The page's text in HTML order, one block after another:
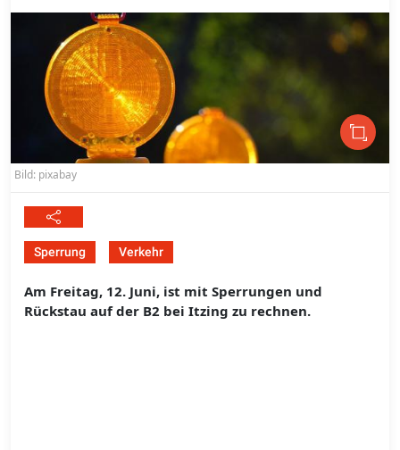
Bild: pixabay
Sperrung Verkehr
Am Freitag, 12. Juni, ist mit Sperrungen und
Rückstau auf der B2 bei Itzing zu rechnen.